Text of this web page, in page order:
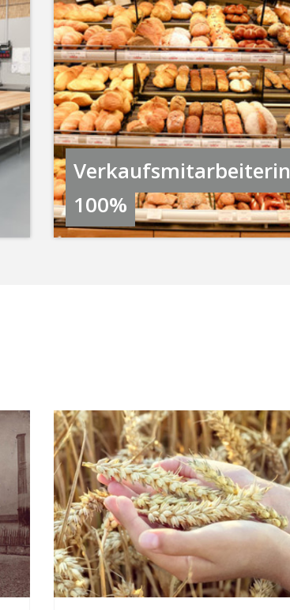
Verkaufsmitarbeiterin
100%